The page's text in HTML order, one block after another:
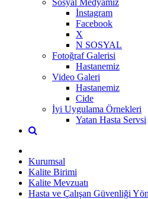
İnstagram
Facebook
X
N SOSYAL
Fotoğraf Galerisi
Hastanemiz
Video Galeri
Hastanemiz
Cide
İyi Uygulama Örnekleri
Yatan Hasta Servsi
Kurumsal
Kalite Birimi
Kalite Mevzuatı
Hasta ve Çalışan Güvenliği